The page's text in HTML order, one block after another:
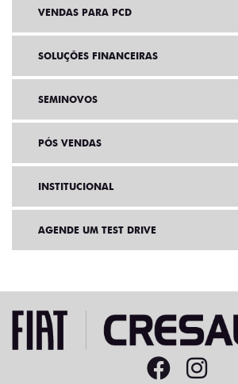
VENDAS PARA PCD
SOLUÇÕES FINANCEIRAS
SEMINOVOS
PÓS VENDAS
INSTITUCIONAL
AGENDE UM TEST DRIVE